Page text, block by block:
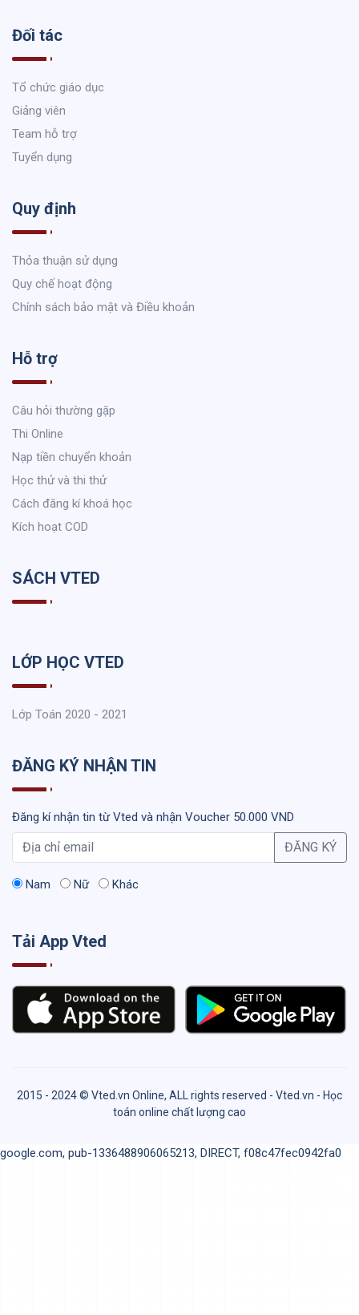
Đối tác
Tổ chức giáo dục
Giảng viên
Team hỗ trợ
Tuyển dụng
Quy định
Thỏa thuận sử dụng
Quy chế hoạt động
Chính sách bảo mật và Điều khoản
Hỗ trợ
Câu hỏi thường gặp
Thi Online
Nạp tiền chuyển khoản
Học thử và thi thử
Cách đăng kí khoá học
Kích hoạt COD
SÁCH VTED
LỚP HỌC VTED
Lớp Toán 2020 - 2021
ĐĂNG KÝ NHẬN TIN
Đăng kí nhận tin từ Vted và nhận Voucher 50.000 VND
ĐĂNG KÝ
Nam Nữ Khác
Tải App Vted
2015 - 2024 © Vted.vn Online, ALL rights reserved - Vted.vn - Học
toán online chất lượng cao
google.com, pub-1336488906065213, DIRECT, f08c47fec0942fa0